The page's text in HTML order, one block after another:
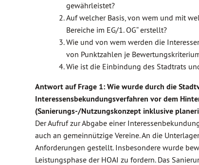
gewährleistet?
Auf welcher Basis, von wem und mit
Bereiche im EG/1. OG“ erstellt?
Wie und von wem werden die
von Punktzahlen je
Wie ist die Einbindung des Stadtrats
Antwort auf Frage 1: Wie wurde durch die
Interessensbekundungsverfahren vor dem
(Sanierungs-/Nutzungskonzept inklusive
Der Aufruf zur Abgabe einer
auch an gemeinnützige Vereine. An die
Anforderungen gestellt. Insbesondere wurde
Leistungsphase der HOAI zu fordern. Das